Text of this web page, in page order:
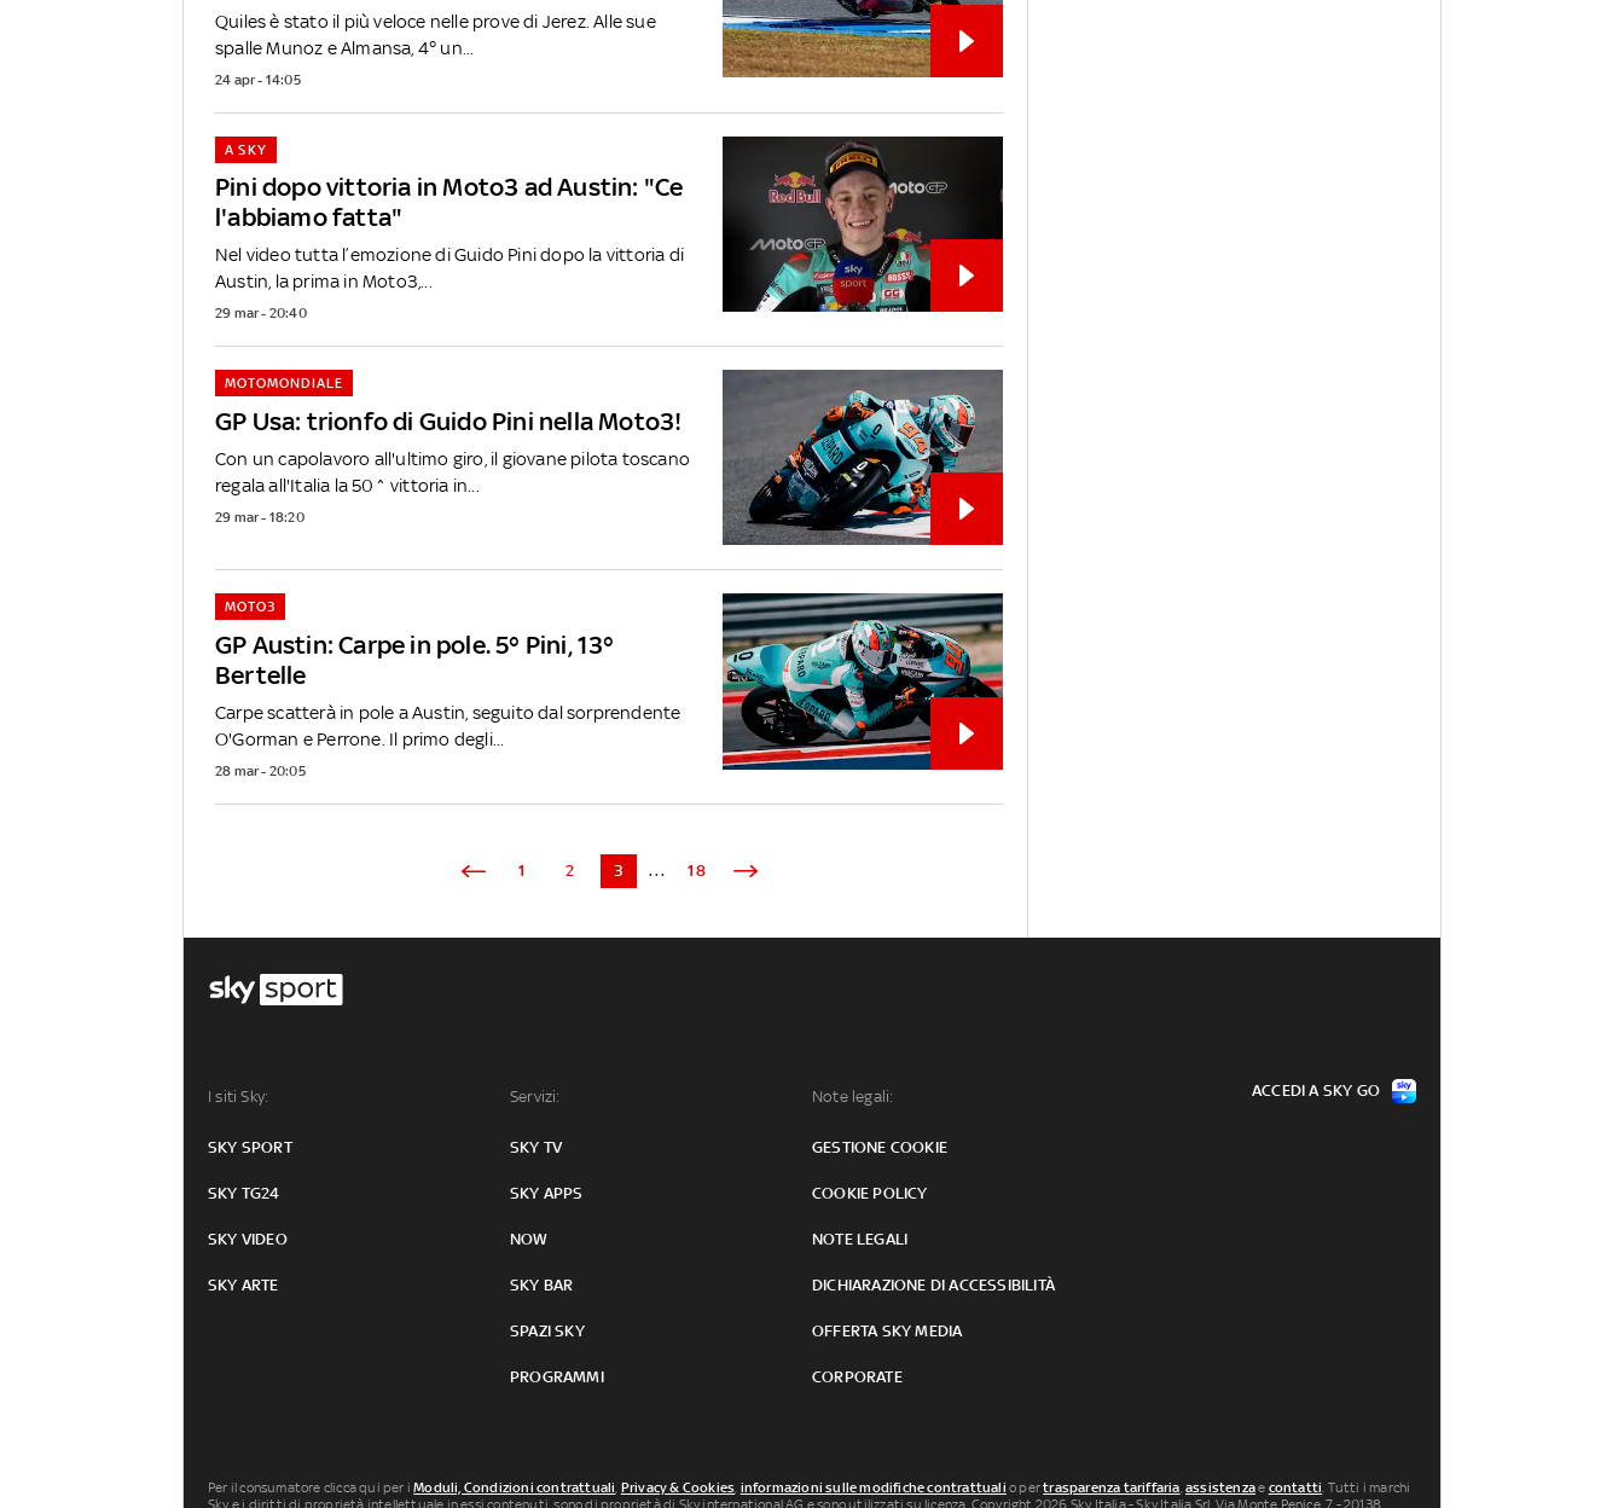
Quiles è stato il più veloce nelle prove di Jerez. Alle sue
spalle Munoz e Almansa, 4° un...
24 apr - 14:05
Pini dopo vittoria in Moto3 ad Austin: "Ce
l'abbiamo fatta"
A SKY
Nel video tutta l’emozione di Guido Pini dopo la vittoria di
Austin, la prima in Moto3,...
29 mar - 20:40
GP Usa: trionfo di Guido Pini nella Moto3!
MOTOMONDIALE
Con un capolavoro all'ultimo giro, il giovane pilota toscano
regala all'Italia la 50^ vittoria in...
29 mar - 18:20
GP Austin: Carpe in pole. 5° Pini, 13°
Bertelle
MOTO3
Carpe scatterà in pole a Austin, seguito dal sorprendente
O'Gorman e Perrone. Il primo degli...
28 mar - 20:05
1 2 3 ... 18
I siti Sky:
SKY SPORT
SKY TG24
SKY VIDEO
SKY ARTE
Servizi:
SKY TV
SKY APPS
NOW
SKY BAR
SPAZI SKY
PROGRAMMI
Note legali:
GESTIONE COOKIE
COOKIE POLICY
NOTE LEGALI
DICHIARAZIONE DI ACCESSIBILITÀ
OFFERTA SKY MEDIA
CORPORATE
ACCEDI A SKY GO
Per il consumatore clicca qui per iModuli, Condizioni contrattuali, Privacy & Cookies, informazioni sulle modifiche contrattuali o pertrasparenza tariffaria,assistenzae contatti. Tutti i marchi